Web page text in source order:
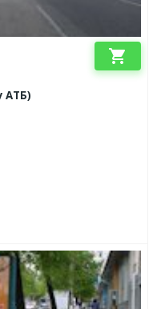
shopping_cart
АТБ)